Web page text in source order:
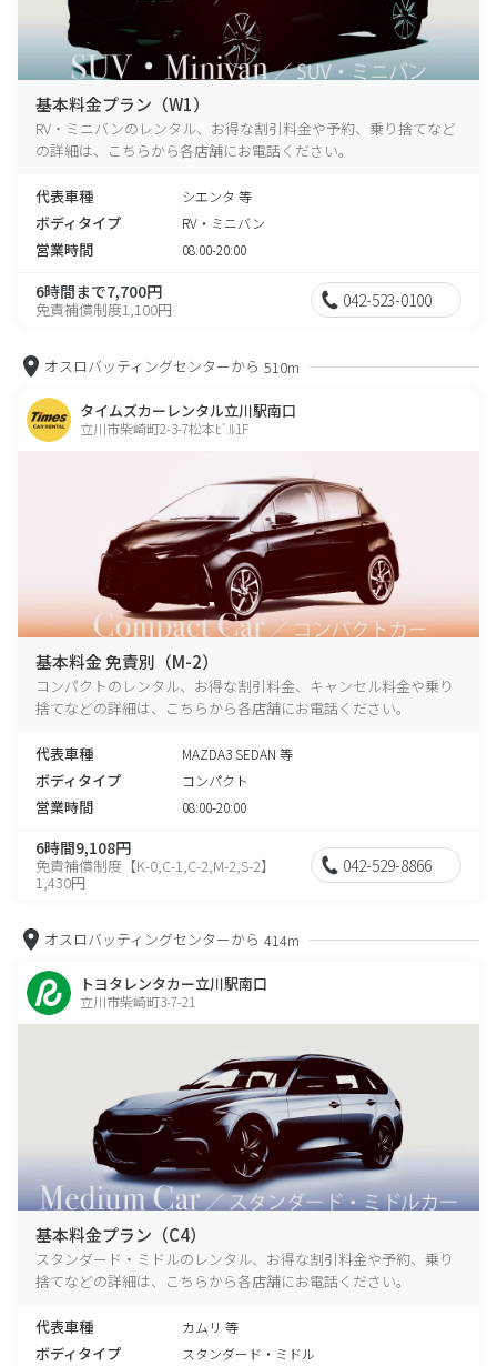
基本料金プラン（W1）
RV・ミニバンのレンタル、お得な割引料金や予約、乗り捨てなど
の詳細は、こちらから各店舗にお電話ください。
代表車種 シエンタ 等
ボディタイプ RV・ミニバン
営業時間 08:00-20:00
6時間まで7,700円
免責補償制度1,100円 042-523-0100
オスロバッティングセンターから 510m
タイムズカーレンタル立川駅南口
立川市柴崎町2-3-7松本ﾋﾞﾙ1F
基本料金 免責別（M-2）
コンパクトのレンタル、お得な割引料金、キャンセル料金や乗り
捨てなどの詳細は、こちらから各店舗にお電話ください。
代表車種 MAZDA3 SEDAN 等
ボディタイプ コンパクト
営業時間 08:00-20:00
6時間9,108円
免責補償制度【K-0,C-1,C-2,M-2,S-2】
1,430円
042-529-8866
オスロバッティングセンターから 414m
トヨタレンタカー立川駅南口
立川市柴崎町3-7-21
基本料金プラン（C4）
スタンダード・ミドルのレンタル、お得な割引料金や予約、乗り
捨てなどの詳細は、こちらから各店舗にお電話ください。
代表車種 カムリ 等
ボディタイプ スタンダード・ミドル